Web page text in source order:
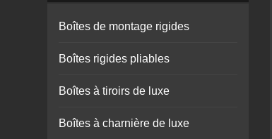
Boîtes de montage rigides
Boîtes rigides pliables
Boîtes à tiroirs de luxe
Boîtes à charnière de luxe